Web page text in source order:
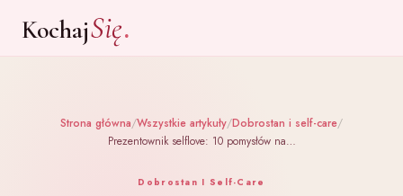
KochajSię.
Strona główna/Wszystkie artykuły/Dobrostan i self-care/
Prezentownik selflove: 10 pomysłów na…
Dobrostan I Self-Care